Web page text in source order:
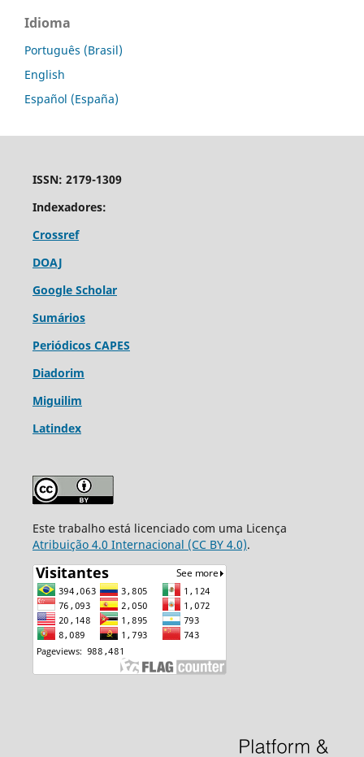
Idioma
Português (Brasil)
English
Español (España)
ISSN: 2179-1309
Indexadores:
Crossref
DOAJ
Google Scholar
Sumários
Periódicos CAPES
Diadorim
Miguilim
Latindex
Este trabalho está licenciado com uma Licença
Atribuição 4.0 Internacional (CC BY 4.0).